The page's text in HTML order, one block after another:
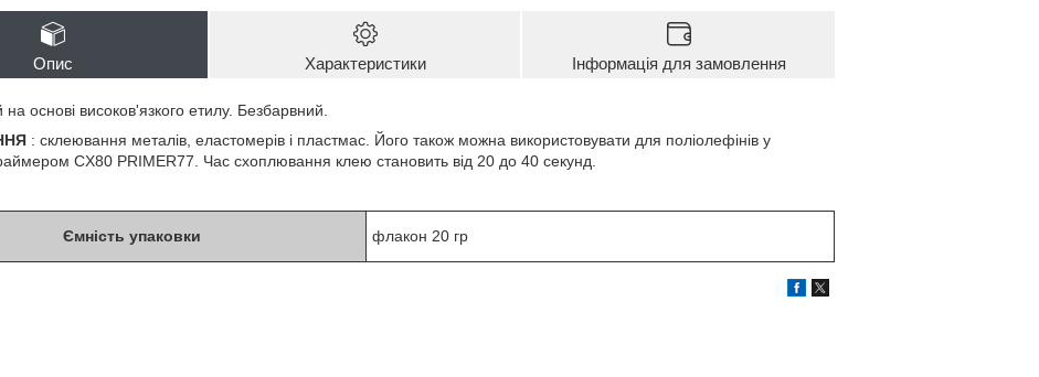
Опис Характеристики Інформація для замовлення
основі високов'язкого етилу. Безбарвний.
: склеювання металів, еластомерів і пластмас. Його також можна використовувати для поліолефінів у
CX80 PRIMER77. Час схоплювання клею становить від 20 до 40 секунд.
Ємність упаковки флакон 20 гр